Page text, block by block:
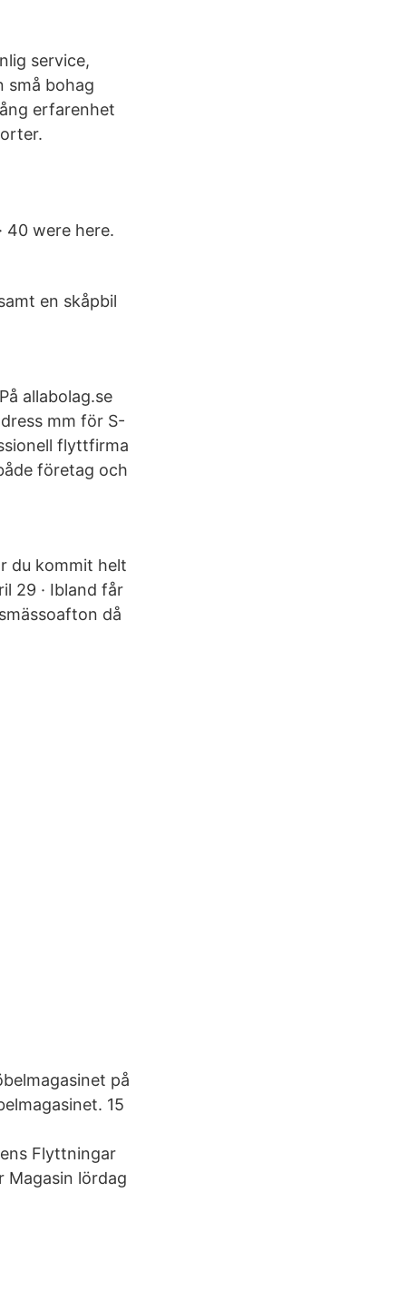
service,
små bohag
erfarenhet
40 were here.
en skåpbil
allabolag.se
mm för S-
flyttfirma
företag och
du kommit helt
29 · Ibland får
då
på
15
Flyttningar
Magasin lördag